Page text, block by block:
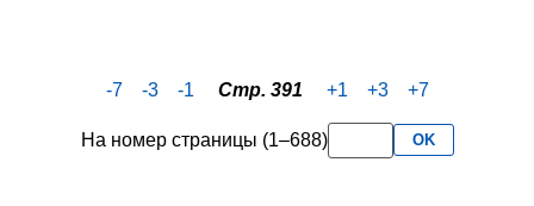
-7 -3 -1 Стр. 391 +1 +3 +7
На номер страницы (1–688) OK